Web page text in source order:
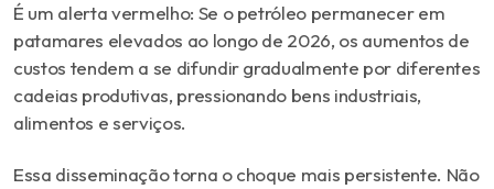
É um alerta vermelho: Se o petróleo permanecer em
patamares elevados ao longo de 2026, os aumentos de
custos tendem a se difundir gradualmente por diferentes
cadeias produtivas, pressionando bens industriais,
alimentos e serviços.
Essa disseminação torna o choque mais persistente. Não